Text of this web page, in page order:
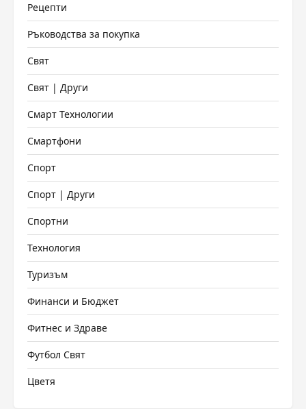
Рецепти
Ръководства за покупка
Свят
Свят | Други
Смарт Технологии
Смартфони
Спорт
Спорт | Други
Спортни
Технология
Туризъм
Финанси и Бюджет
Фитнес и Здраве
Футбол Свят
Цветя